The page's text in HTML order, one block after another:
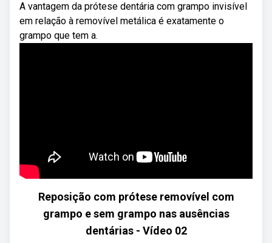
A vantagem da prótese dentária com grampo invisível
em relação à removível metálica é exatamente o
grampo que tem a.
Reposição com prótese removível com
grampo e sem grampo nas ausências
dentárias - Vídeo 02